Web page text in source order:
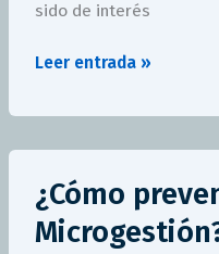
sido de interés
Leer entrada »
¿Cómo
prevenir
y
manejar